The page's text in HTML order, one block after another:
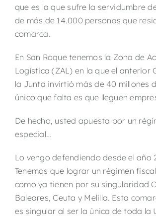
que es la que sufre la servidumbre
de más de 14.000 personas que
comarca.
En San Roque tenemos la Zona de
Logística (ZAL) en la que el anterior
la Junta invirtió más de 40 millones
único que falta es que lleguen
De hecho, usted apuesta por un
especial…
Lo vengo defendiendo desde el año
Tenemos que lograr un régimen
como ya tienen por su singularidad
Baleares, Ceuta y Melilla. Esta
es singular al ser la única de toda la